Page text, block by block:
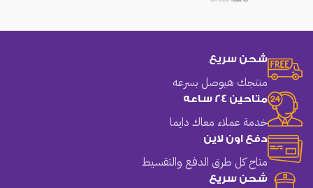
شحن سريع
منتجك هيوصل بسرعه
متاحين 24 ساعه
خدمة عملاء معاك دايما
دفع اون لاين
متاح كل طرق الدفع والتقسيط
شحن سريع